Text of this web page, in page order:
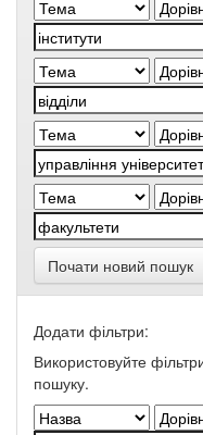
Почати новий пошук
Додати фільтри:
Використовуйте
пошуку.